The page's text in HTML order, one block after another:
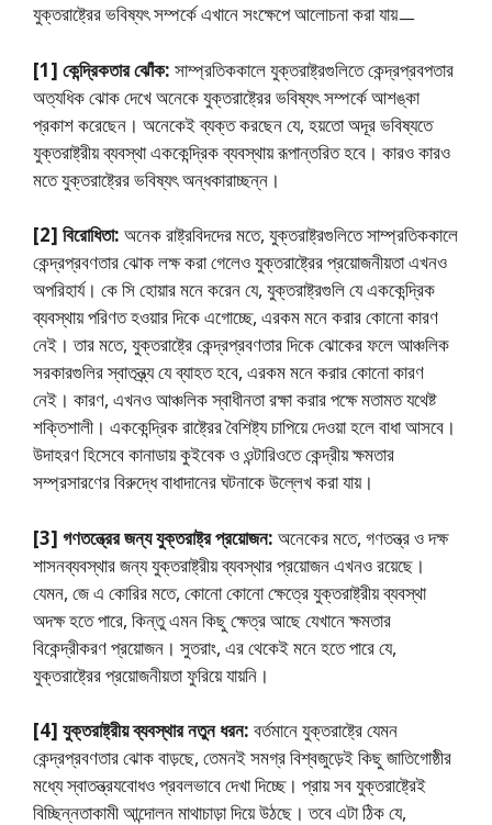
যুক্তরাষ্ট্রের ভবিষ্যৎ সম্পর্কে এখানে সংক্ষেপে আলােচনা করা যায়ㅡ
[1] কেন্দ্রিকতার ঝোঁক: সাম্প্রতিককালে যুক্তরাষ্ট্রগুলিতে কেন্দ্রপ্রবপতার
অত্যধিক ঝোক দেখে অনেকে যুক্তরাষ্ট্রের ভবিষ্যৎ সম্পর্কে আশঙ্কা
প্রকাশ করেছেন। অনেকেই ব্যক্ত করছেন যে, হয়তাে অদূর ভবিষ্যতে
যুক্তরাষ্ট্রীয় ব্যবস্থা এককেন্দ্রিক ব্যবস্থায় রূপান্তরিত হবে। কারও কারও
মতে যুক্তরাষ্ট্রের ভবিষ্যৎ অন্ধকারাচ্ছন্ন।
[2] বিরােধিতা: অনেক রাষ্ট্রবিদদের মতে, যুক্তরাষ্ট্রগুলিতে সাম্প্রতিককালে
কেন্দ্রপ্রবণতার ঝোক লক্ষ করা গেলেও যুক্তরাষ্ট্রের প্রয়ােজনীয়তা এখনও
অপরিহার্য। কে সি হােয়ার মনে করেন যে, যুক্তরাষ্ট্রগুলি যে এককেন্দ্রিক
ব্যবস্থায় পরিণত হওয়ার দিকে এগােচ্ছে, এরকম মনে করার কোনাে কারণ
নেই। তার মতে, যুক্তরাষ্ট্রে কেন্দ্রপ্রবণতার দিকে ঝোকের ফলে আঞ্চলিক
সরকারগুলির স্বাতন্ত্র্য যে ব্যাহত হবে, এরকম মনে করার কোনাে কারণ
নেই। কারণ, এখনও আঞ্চলিক স্বাধীনতা রক্ষা করার পক্ষে মতামত যথেষ্ট
শক্তিশালী। এককেন্দ্রিক রাষ্ট্রের বৈশিষ্ট্য চাপিয়ে দেওয়া হলে বাধা আসবে।
উদাহরণ হিসেবে কানাডায় কুইবেক ও ওন্টারিওতে কেন্দ্রীয় ক্ষমতার
সম্প্রসারণের বিরুদ্ধে বাধাদানের ঘটনাকে উল্লেখ করা যায়।
[3] গণতন্ত্রের জন্য যুক্তরাষ্ট্র প্রয়ােজন: অনেকের মতে, গণতন্ত্র ও দক্ষ
শাসনব্যবস্থার জন্য যুক্তরাষ্ট্রীয় ব্যবস্থার প্রয়োজন এখনও রয়েছে।
যেমন, জে এ কোরির মতে, কোনাে কোনাে ক্ষেত্রে যুক্তরাষ্ট্রীয় ব্যবস্থা
অদক্ষ হতে পারে, কিন্তু এমন কিছু ক্ষেত্র আছে যেখানে ক্ষমতার
বিকেন্দ্রীকরণ প্রয়ােজন। সুতরাং, এর থেকেই মনে হতে পারে যে,
যুক্তরাষ্ট্রের প্রয়ােজনীয়তা ফুরিয়ে যায়নি।
[4] যুক্তরাষ্ট্রীয় ব্যবস্থার নতুন ধরন: বর্তমানে যুক্তরাষ্ট্রে যেমন
কেন্দ্রপ্রবণতার ঝোক বাড়ছে, তেমনই সমগ্র বিশ্বজুড়েই কিছু জাতিগােষ্ঠীর
মধ্যে স্বাতন্ত্রযবােধও প্রবলভাবে দেখা দিচ্ছে। প্রায় সব যুক্তরাষ্ট্রেই
বিচ্ছিন্নতাকামী আন্দোলন মাথাচাড়া দিয়ে উঠছে। তবে এটা ঠিক যে,